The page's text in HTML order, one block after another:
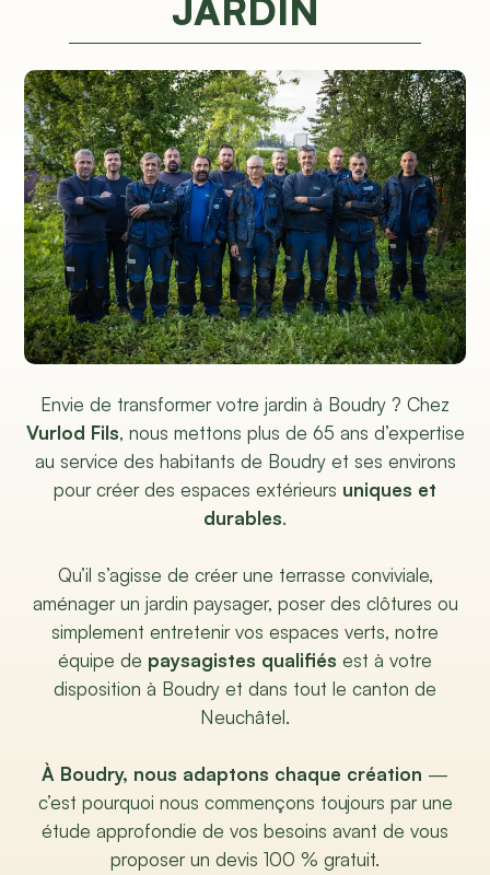
JARDIN
Envie de transformer votre jardin à Boudry ? Chez
Vurlod Fils, nous mettons plus de 65 ans d’expertise
au service des habitants de Boudry et ses environs
pour créer des espaces extérieurs uniques et
durables.
Qu’il s’agisse de créer une terrasse conviviale,
aménager un jardin paysager, poser des clôtures ou
simplement entretenir vos espaces verts, notre
équipe de paysagistes qualifiés est à votre
disposition à Boudry et dans tout le canton de
Neuchâtel.
À Boudry, nous adaptons chaque création —
c’est pourquoi nous commençons toujours par une
étude approfondie de vos besoins avant de vous
proposer un devis 100 % gratuit.